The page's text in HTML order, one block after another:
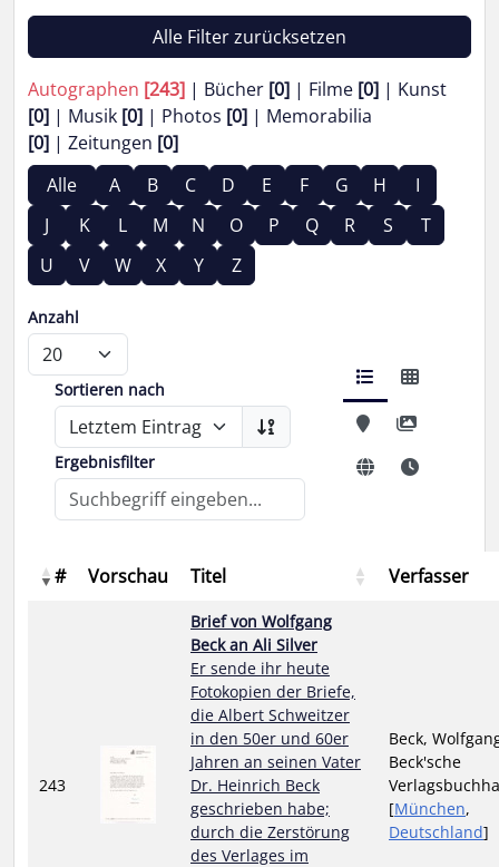
Alle Filter zurücksetzen
Autographen [243] Bücher [0] Filme [0]
Kunst
[0]
Musik [0] Photos [0]
Memorabilia
[0]
Zeitungen [0]
Alle
A B C D E F G H
I
J
K L M N O P Q R S
T
U
V W X Y Z
Anzahl
Sortieren nach
Ergebnisfilter
# Vorschau Titel Verfasser
243
Brief von Wolfgang
Beck an Ali Silver
Er sende ihr heute
Fotokopien der Briefe,
die Albert Schweitzer
in den 50er und 60er
Jahren an seinen Vater
Dr. Heinrich Beck
geschrieben habe;
durch die Zerstörung
des Verlages im
Beck,
Beck'sche
[München,
Deutschland]